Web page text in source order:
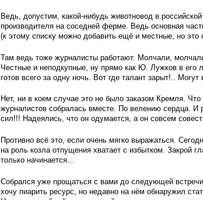
Ведь, допустим, какой-нибудь животновод в
производителя на соседней ферме. Ведь основная
(к этому списку можно добавить ещё и местные, но это
Там ведь тоже журналисты работают. Молчали,
Честные и неподкупные, ну прямо как Ю. Лужков в его
готов всего за одну ночь. Вот где талант зарыт!.. Могут
Нет, ни в коем случае это не было заказом Кремля.
журналистов собралась вместе. По велению сердца.
сил!!! Надеялись, что он одумается, а он совсем
Противно всё это, если очень мягко выражаться.
на роль козла отпущения хватает с избытком. Закрой
только начинается…
Собрался уже прощаться с вами до следующей
хочу пиарить ресурс, но недавно на нём обнаружил